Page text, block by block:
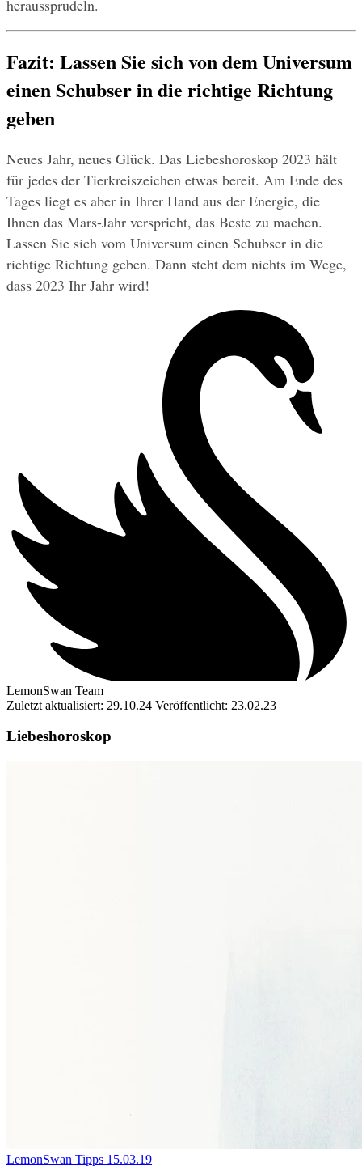
heraussprudeln.
Fazit: Lassen Sie sich von dem Universum
einen Schubser in die richtige Richtung
geben
Neues Jahr, neues Glück. Das Liebeshoroskop 2023 hält
für jedes der Tierkreiszeichen etwas bereit. Am Ende des
Tages liegt es aber in Ihrer Hand aus der Energie, die
Ihnen das Mars-Jahr verspricht, das Beste zu machen.
Lassen Sie sich vom Universum einen Schubser in die
richtige Richtung geben. Dann steht dem nichts im Wege,
dass 2023 Ihr Jahr wird!
LemonSwan Team
Zuletzt aktualisiert: 29.10.24 Veröffentlicht: 23.02.23
Liebeshoroskop
LemonSwan Tipps 15.03.19